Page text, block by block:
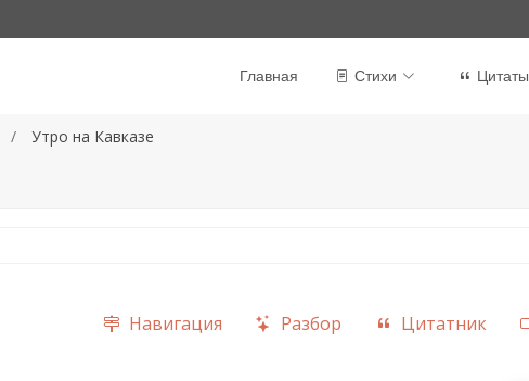
Главная Стихи Цитаты
Утро на Кавказе
Навигация Разбор Цитатник